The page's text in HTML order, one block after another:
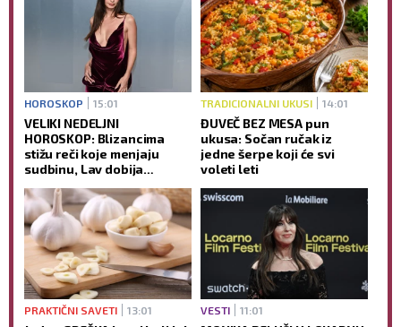
HOROSKOP 15:01
VELIKI NEDELJNI
HOROSKOP: Blizancima
stižu reči koje menjaju
sudbinu, Lav dobija
sreća je na strani samo
jednog znaka
TRADICIONALNI UKUSI 14:01
ĐUVEČ BEZ MESA pun
ukusa: Sočan ručak iz
jedne šerpe koji će svi
voleti leti
PRAKTIČNI SAVETI 13:01 VESTI 11:01